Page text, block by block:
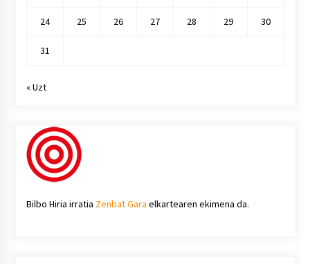
24 25 26 27 28 29 30
31
« Uzt
Bilbo Hiria irratia Zenbat Gara elkartearen ekimena da.